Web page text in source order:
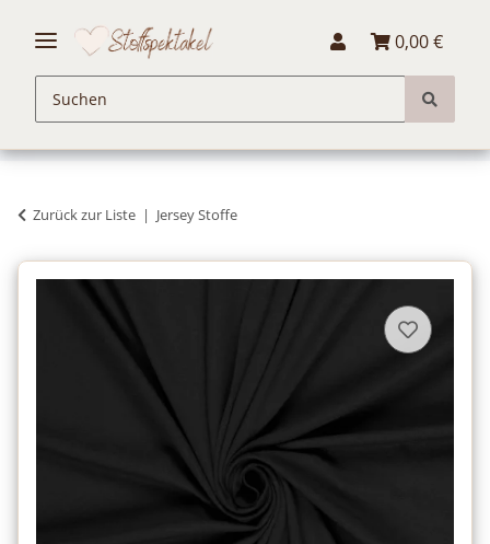
0,00 €
Zurück zur Liste Jersey Stoffe